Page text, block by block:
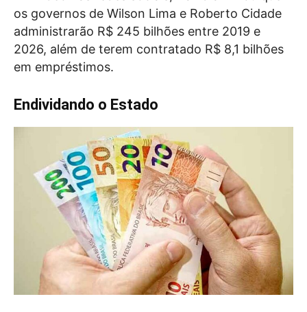
os governos de Wilson Lima e Roberto Cidade
administrarão R$ 245 bilhões entre 2019 e
2026, além de terem contratado R$ 8,1 bilhões
em empréstimos.
Endividando o Estado